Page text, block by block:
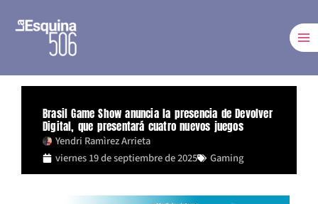
Brasil Game Show anuncia la presencia de Devolver
Digital, que presentará cuatro nuevos juegos
Yendri Ramìrez Arrieta
viernes 19 de septiembre de 2025
Gaming